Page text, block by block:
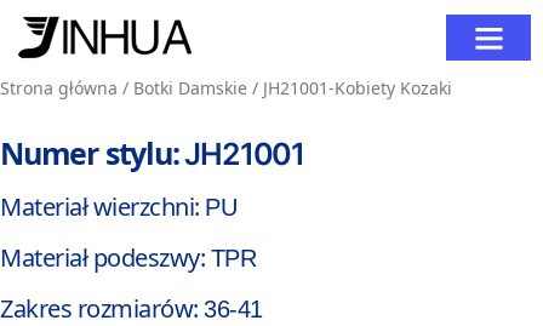
Strona główna / Botki Damskie / JH21001-Kobiety Kozaki
Numer stylu:JH21001
Materiał wierzchni: PU
Materiał podeszwy: TPR
Zakres rozmiarów: 36-41